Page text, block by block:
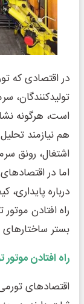
در اقتصادی که
تولیدکنندگان،
است، هرگونه
هم نیازمند
اشتغال، رونق
اما در
درباره پایداری،
راه افتادن موتور
بستر ساختارهای
راه افتادن
اقتصادهای